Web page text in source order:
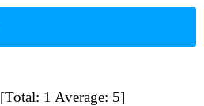
[Total: 1 Average: 5]